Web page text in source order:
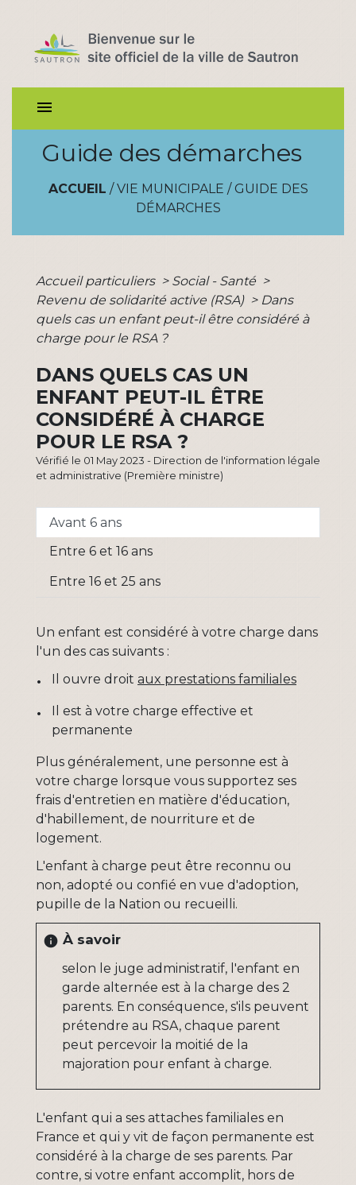
menu
Guide des démarches
ACCUEIL / VIE MUNICIPALE / GUIDE DES
DÉMARCHES
Accueil particuliers > Social - Santé >
Revenu de solidarité active (RSA) > Dans
quels cas un enfant peut-il être considéré à
charge pour le RSA ?
DANS QUELS CAS UN
ENFANT PEUT-IL ÊTRE
CONSIDÉRÉ À CHARGE
POUR LE RSA ?
Vérifié le 01 May 2023 - Direction de l'information légale
et administrative (Première ministre)
Avant 6 ans
Entre 6 et 16 ans
Entre 16 et 25 ans
Un enfant est considéré à votre charge dans
l'un des cas suivants :
Il ouvre droit aux prestations familiales
Il est à votre charge effective et
permanente
Plus généralement, une personne est à
votre charge lorsque vous supportez ses
frais d'entretien en matière d'éducation,
d'habillement, de nourriture et de
logement.
L'enfant à charge peut être reconnu ou
non, adopté ou confié en vue d'adoption,
pupille de la Nation ou recueilli.
info À savoir
selon le juge administratif, l'enfant en
garde alternée est à la charge des 2
parents. En conséquence, s'ils peuvent
prétendre au RSA, chaque parent
peut percevoir la moitié de la
majoration pour enfant à charge.
L'enfant qui a ses attaches familiales en
France et qui y vit de façon permanente est
considéré à la charge de ses parents. Par
contre, si votre enfant accomplit, hors de